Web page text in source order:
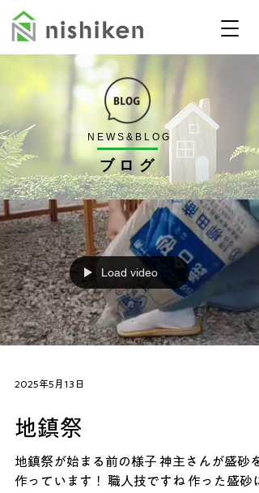
NEWS&BLOG
​ブログ
Load video
2025年5月13日
地鎮祭
地鎮祭が始まる前の様子 神主さんが盛砂を
作っています！ 職人技ですね 作った盛砂に